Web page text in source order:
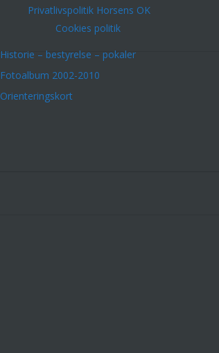
Privatlivspolitik Horsens OK
Cookies politik
Historie – bestyrelse – pokaler
Fotoalbum 2002-2010
Orienteringskort